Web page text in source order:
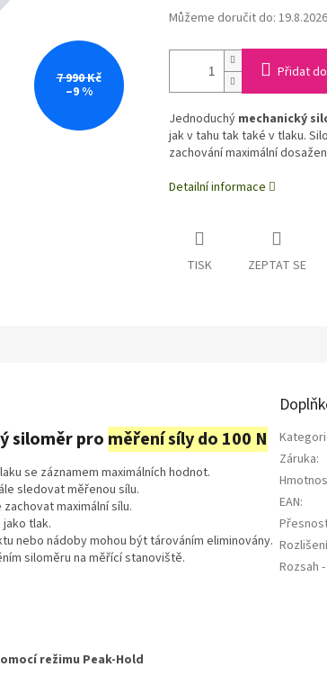
7 990 Kč
–9 %
Můžeme doručit do: 19.8.2026
Přidat
Jednoduchý mechanický
jak v tahu tak také v tlaku.
zachování maximální
Detailní informace
TISK ZEPTAT SE
siloměr pro měření síly do 100 N
se záznamem maximálních hodnot.
sledovat měřenou sílu.
maximální sílu.
tlak.
nebo nádoby mohou být tárováním eliminovány.
siloměru na měřící stanoviště.
režimu Peak-Hold
Záruka:
EAN:
Rozsah